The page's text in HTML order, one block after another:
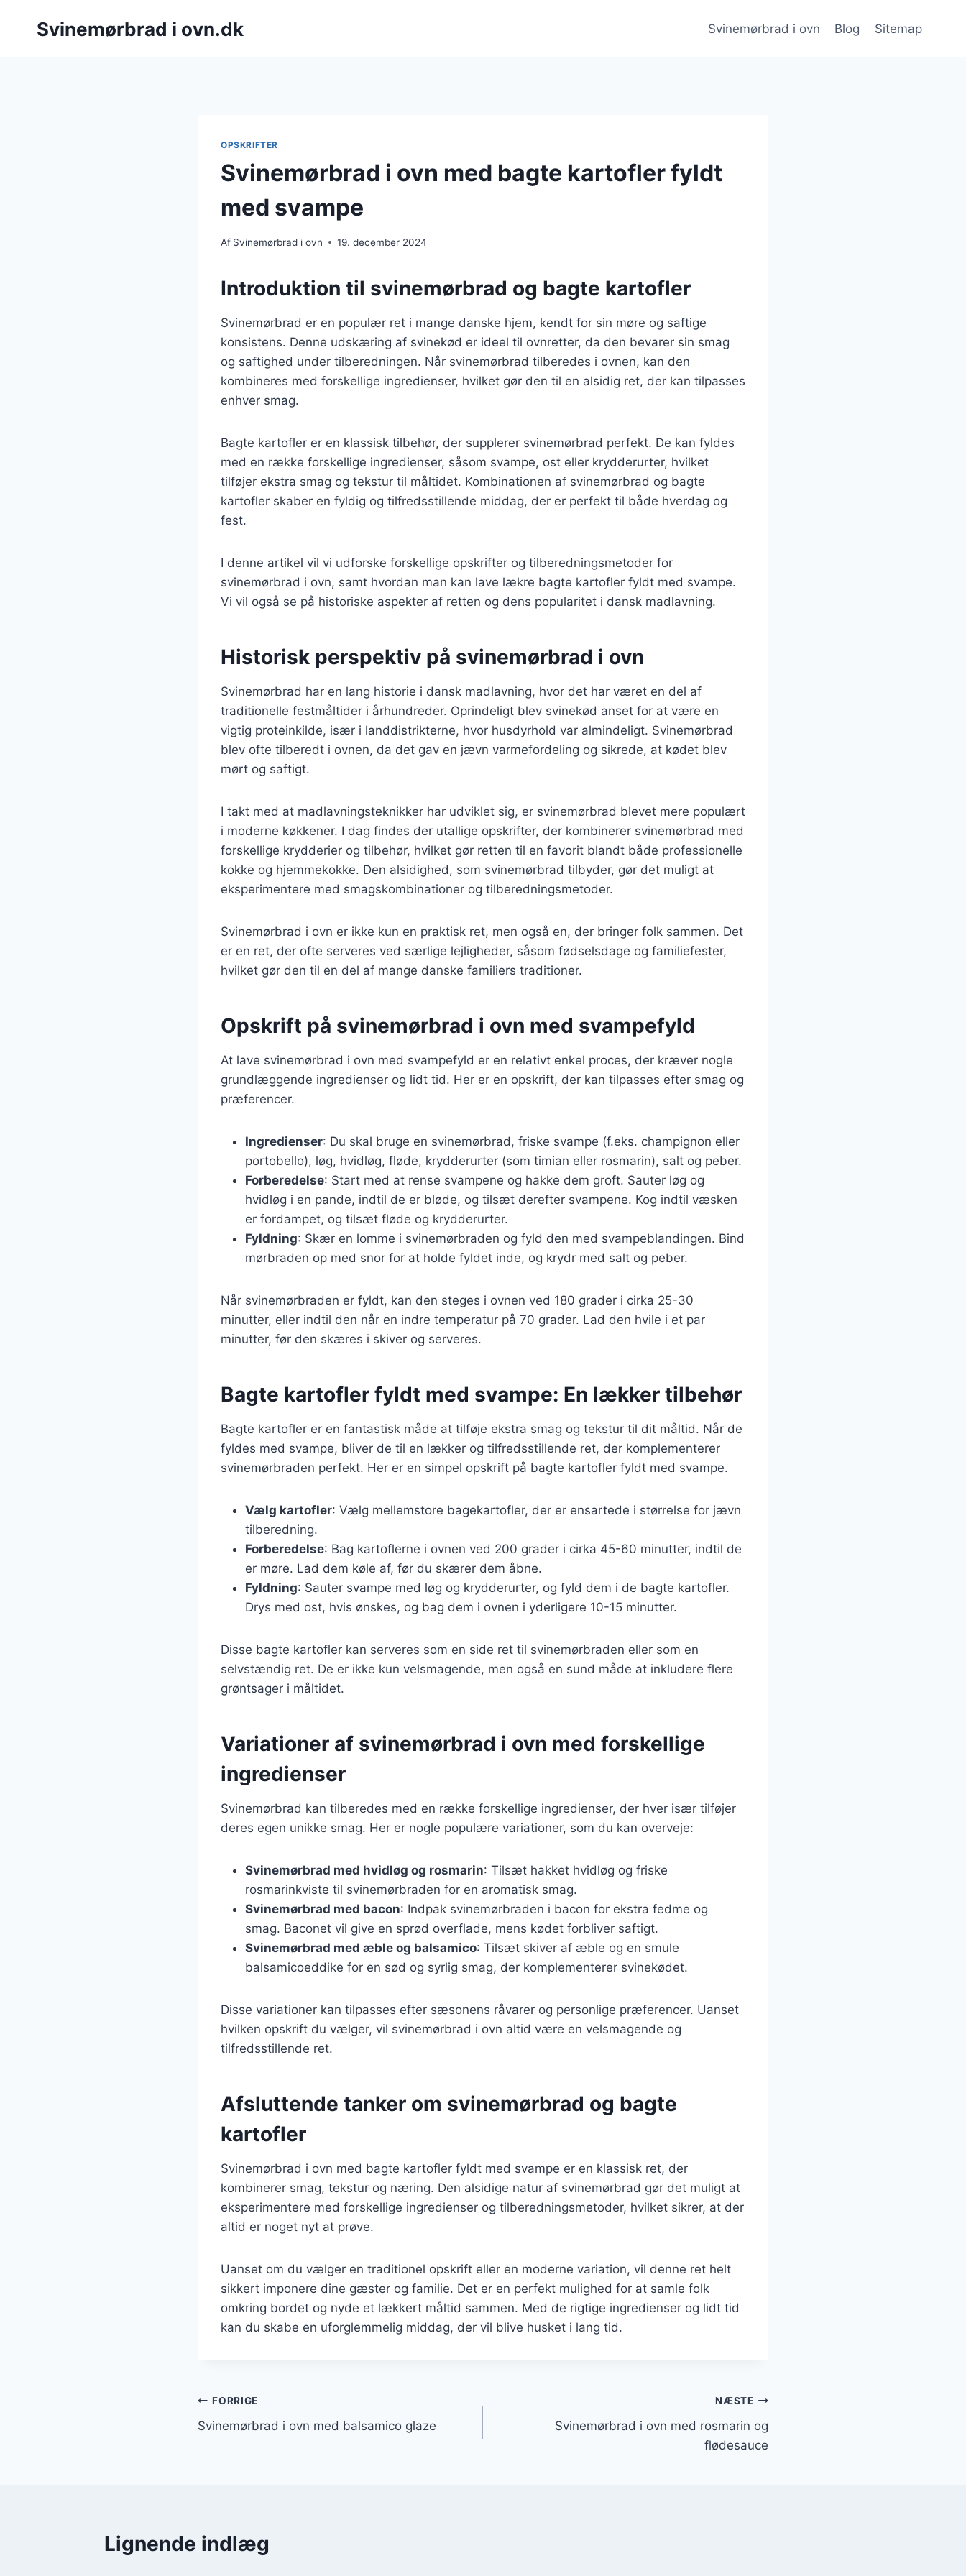
Svinemørbrad i ovn.dk Svinemørbrad i ovn Blog Sitemap
OPSKRIFTER
Svinemørbrad i ovn med bagte kartofler fyldt
med svampe
Af Svinemørbrad i ovn 19. december 2024
Introduktion til svinemørbrad og bagte kartofler
Svinemørbrad er en populær ret i mange danske hjem, kendt for sin møre og saftige
konsistens. Denne udskæring af svinekød er ideel til ovnretter, da den bevarer sin smag
og saftighed under tilberedningen. Når svinemørbrad tilberedes i ovnen, kan den
kombineres med forskellige ingredienser, hvilket gør den til en alsidig ret, der kan tilpasses
enhver smag.
Bagte kartofler er en klassisk tilbehør, der supplerer svinemørbrad perfekt. De kan fyldes
med en række forskellige ingredienser, såsom svampe, ost eller krydderurter, hvilket
tilføjer ekstra smag og tekstur til måltidet. Kombinationen af svinemørbrad og bagte
kartofler skaber en fyldig og tilfredsstillende middag, der er perfekt til både hverdag og
fest.
I denne artikel vil vi udforske forskellige opskrifter og tilberedningsmetoder for
svinemørbrad i ovn, samt hvordan man kan lave lækre bagte kartofler fyldt med svampe.
Vi vil også se på historiske aspekter af retten og dens popularitet i dansk madlavning.
Historisk perspektiv på svinemørbrad i ovn
Svinemørbrad har en lang historie i dansk madlavning, hvor det har været en del af
traditionelle festmåltider i århundreder. Oprindeligt blev svinekød anset for at være en
vigtig proteinkilde, især i landdistrikterne, hvor husdyrhold var almindeligt. Svinemørbrad
blev ofte tilberedt i ovnen, da det gav en jævn varmefordeling og sikrede, at kødet blev
mørt og saftigt.
I takt med at madlavningsteknikker har udviklet sig, er svinemørbrad blevet mere populært
i moderne køkkener. I dag findes der utallige opskrifter, der kombinerer svinemørbrad med
forskellige krydderier og tilbehør, hvilket gør retten til en favorit blandt både professionelle
kokke og hjemmekokke. Den alsidighed, som svinemørbrad tilbyder, gør det muligt at
eksperimentere med smagskombinationer og tilberedningsmetoder.
Svinemørbrad i ovn er ikke kun en praktisk ret, men også en, der bringer folk sammen. Det
er en ret, der ofte serveres ved særlige lejligheder, såsom fødselsdage og familiefester,
hvilket gør den til en del af mange danske familiers traditioner.
Opskrift på svinemørbrad i ovn med svampefyld
At lave svinemørbrad i ovn med svampefyld er en relativt enkel proces, der kræver nogle
grundlæggende ingredienser og lidt tid. Her er en opskrift, der kan tilpasses efter smag og
præferencer.
Ingredienser: Du skal bruge en svinemørbrad, friske svampe (f.eks. champignon eller
portobello), løg, hvidløg, fløde, krydderurter (som timian eller rosmarin), salt og peber.
Forberedelse: Start med at rense svampene og hakke dem groft. Sauter løg og
hvidløg i en pande, indtil de er bløde, og tilsæt derefter svampene. Kog indtil væsken
er fordampet, og tilsæt fløde og krydderurter.
Fyldning: Skær en lomme i svinemørbraden og fyld den med svampeblandingen. Bind
mørbraden op med snor for at holde fyldet inde, og krydr med salt og peber.
Når svinemørbraden er fyldt, kan den steges i ovnen ved 180 grader i cirka 25-30
minutter, eller indtil den når en indre temperatur på 70 grader. Lad den hvile i et par
minutter, før den skæres i skiver og serveres.
Bagte kartofler fyldt med svampe: En lækker tilbehør
Bagte kartofler er en fantastisk måde at tilføje ekstra smag og tekstur til dit måltid. Når de
fyldes med svampe, bliver de til en lækker og tilfredsstillende ret, der komplementerer
svinemørbraden perfekt. Her er en simpel opskrift på bagte kartofler fyldt med svampe.
Vælg kartofler: Vælg mellemstore bagekartofler, der er ensartede i størrelse for jævn
tilberedning.
Forberedelse: Bag kartoflerne i ovnen ved 200 grader i cirka 45-60 minutter, indtil de
er møre. Lad dem køle af, før du skærer dem åbne.
Fyldning: Sauter svampe med løg og krydderurter, og fyld dem i de bagte kartofler.
Drys med ost, hvis ønskes, og bag dem i ovnen i yderligere 10-15 minutter.
Disse bagte kartofler kan serveres som en side ret til svinemørbraden eller som en
selvstændig ret. De er ikke kun velsmagende, men også en sund måde at inkludere flere
grøntsager i måltidet.
Variationer af svinemørbrad i ovn med forskellige
ingredienser
Svinemørbrad kan tilberedes med en række forskellige ingredienser, der hver især tilføjer
deres egen unikke smag. Her er nogle populære variationer, som du kan overveje:
Svinemørbrad med hvidløg og rosmarin: Tilsæt hakket hvidløg og friske
rosmarinkviste til svinemørbraden for en aromatisk smag.
Svinemørbrad med bacon: Indpak svinemørbraden i bacon for ekstra fedme og
smag. Baconet vil give en sprød overflade, mens kødet forbliver saftigt.
Svinemørbrad med æble og balsamico: Tilsæt skiver af æble og en smule
balsamicoeddike for en sød og syrlig smag, der komplementerer svinekødet.
Disse variationer kan tilpasses efter sæsonens råvarer og personlige præferencer. Uanset
hvilken opskrift du vælger, vil svinemørbrad i ovn altid være en velsmagende og
tilfredsstillende ret.
Afsluttende tanker om svinemørbrad og bagte
kartofler
Svinemørbrad i ovn med bagte kartofler fyldt med svampe er en klassisk ret, der
kombinerer smag, tekstur og næring. Den alsidige natur af svinemørbrad gør det muligt at
eksperimentere med forskellige ingredienser og tilberedningsmetoder, hvilket sikrer, at der
altid er noget nyt at prøve.
Uanset om du vælger en traditionel opskrift eller en moderne variation, vil denne ret helt
sikkert imponere dine gæster og familie. Det er en perfekt mulighed for at samle folk
omkring bordet og nyde et lækkert måltid sammen. Med de rigtige ingredienser og lidt tid
kan du skabe en uforglemmelig middag, der vil blive husket i lang tid.
Indlægsnavigation
FORRIGE
Svinemørbrad i ovn med balsamico glaze
NÆSTE
Svinemørbrad i ovn med rosmarin og
flødesauce
Lignende indlæg